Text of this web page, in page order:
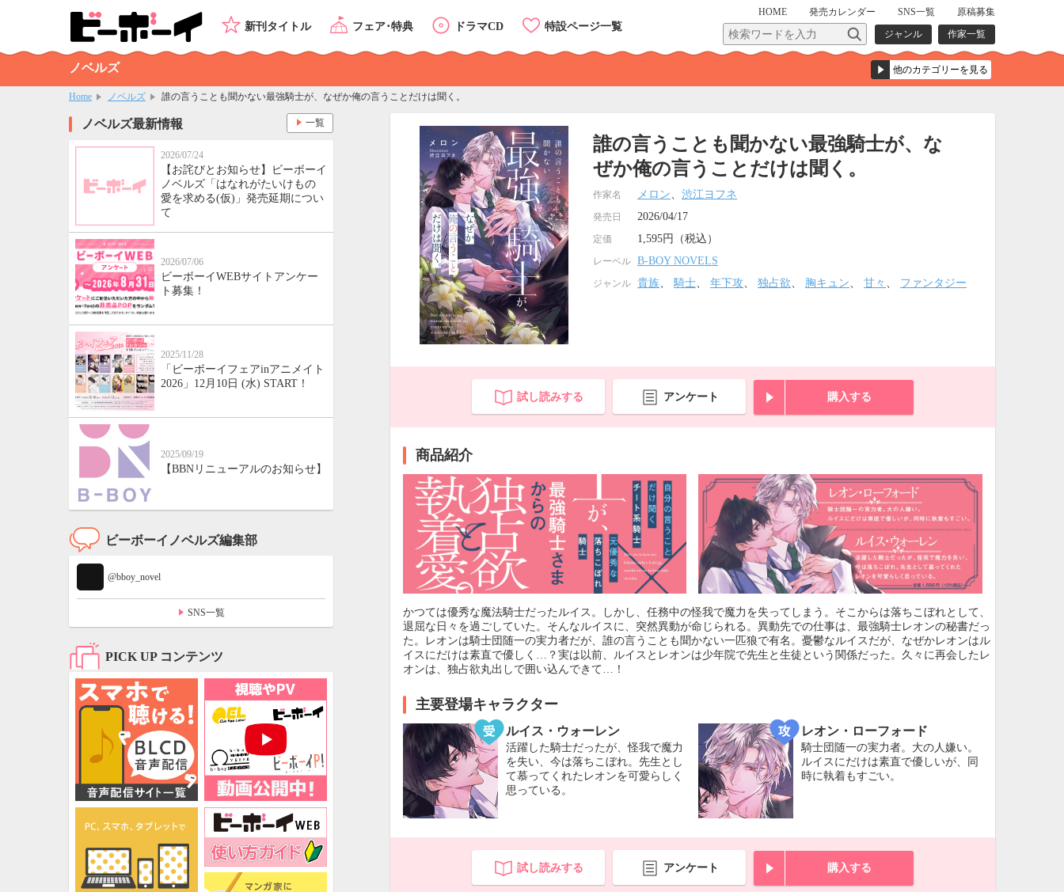
HOME 発売カレンダー SNS一覧
原稿募集
ジャンル
作家一覧
新刊タイトル フェア･特典 ドラマCD 特設ページ一覧
ノベルズ
Home ノベルズ 誰の言うことも聞かない最強騎士が、なぜか俺の言うことだけは聞く。
誰の言うことも聞かない最強騎士が、な
ぜか俺の言うことだけは聞く。
作家名 メロン、 渋江ヨフネ
発売日 2026/04/17
定価 1,595円（税込）
レーベル B-BOY NOVELS
ジャンル 貴族、騎士、 年下攻、 独占欲、 胸キュン、 甘々 、 ファンタジー
試し読みする アンケート 購入する
商品紹介
かつては優秀な魔法騎士だったルイス。しかし、任務中の怪我で魔力を失ってしまう。そこからは落ちこぼれとして、
退屈な日々を過ごしていた。そんなルイスに、突然異動が命じられる。異動先での仕事は、最強騎士レオンの秘書だっ
た。レオンは騎士団随一の実力者だが、誰の言うことも聞かない一匹狼で有名。憂鬱なルイスだが、なぜかレオンはル
イスにだけは素直で優しく…？実は以前、ルイスとレオンは少年院で先生と生徒という関係だった。久々に再会したレ
オンは、独占欲丸出しで囲い込んできて…！
主要登場キャラクター
ルイス・ウォーレン
活躍した騎士だったが、怪我で魔力
を失い、今は落ちこぼれ。先生とし
て慕ってくれたレオンを可愛らしく
思っている。
レオン・ローフォード
騎士団随一の実力者。大の人嫌い。
ルイスにだけは素直で優しいが、同
時に執着もすごい。
試し読みする アンケート 購入する
ノベルズ最新情報
2026/07/24
【お詫びとお知らせ】ビーボーイ
ノベルズ「はなれがたいけもの
愛を求める(仮)」発売延期につい
て
2026/07/06
ビーボーイWEBサイトアンケー
ト募集！
2025/11/28
「ビーボーイフェアinアニメイト
2026」12月10日 (水) START！
2025/09/19
【BBNリニューアルのお知らせ】
一覧
ビーボーイノベルズ編集部
@bboy_novel
SNS一覧
PICK UP コンテンツ